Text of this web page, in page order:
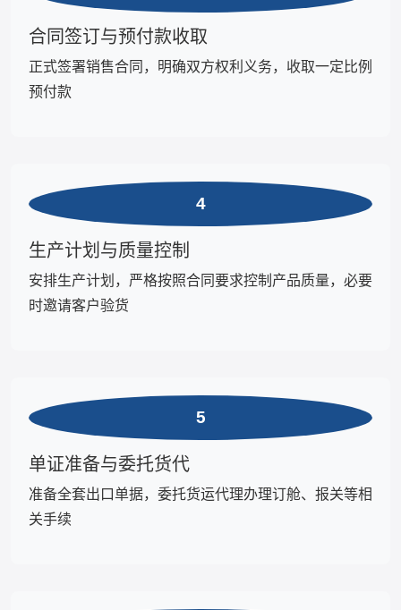
合同签订与预付款收取
正式签署销售合同，明确双方权利义务，收取一定比例
预付款
4
生产计划与质量控制
安排生产计划，严格按照合同要求控制产品质量，必要
时邀请客户验货
5
单证准备与委托货代
准备全套出口单据，委托货运代理办理订舱、报关等相
关手续